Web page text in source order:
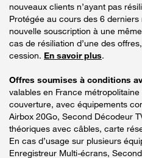
nouveaux clients n’ayant pas
Protégée au cours des 6
nouvelle souscription à une
cas de résiliation d’une des
cession. En savoir plus.
Offres soumises à conditions
valables en France
couverture, avec équipements
Airbox 20Go, Second Décodeur
théoriques avec câbles, carte
En cas d’usage sur plusieurs
Enregistreur Multi-écrans,